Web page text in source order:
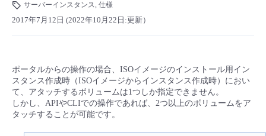
ネットワーク
モニタリング/監査
サポート
クラウド/サーバー
IoT
モニタリング/監査
料金シミュレーター
クラウド/サーバー
ネットワーク
ご利用開始ガイド
- 管理機能
■ セットアップガイド
- バックアップ
- セキュリティ・監査
故障/メンテナンス情報
サービス稼働状況
サーバーインスタンス, 仕様
2017年7月12日 (2022年10月22日:更新）
ポータルからの操作の場合、ISOイメージのインストール用イン
スタンス作成時（ISOイメージからインスタンス作成時）におい
て、アタッチするボリュームは1つしか指定できません。
しかし、APIやCLIでの操作であれば、2つ以上のボリュームをア
タッチすることが可能です。